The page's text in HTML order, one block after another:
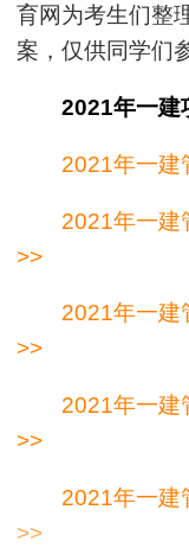
育网为考生们整
案，仅供同学们
2021年一建
2021年一建
2021年一建
>>
2021年一建
>>
2021年一建
>>
2021年一建
>>